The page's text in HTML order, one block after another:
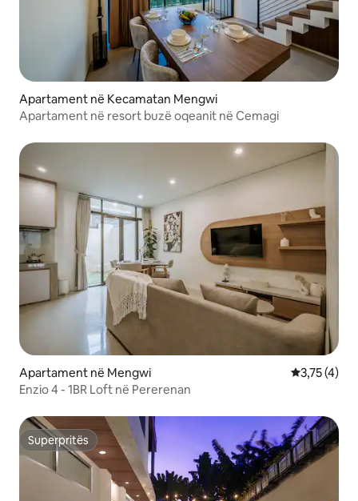
Apartament në Kecamatan Mengwi
Apartament në resort buzë oqeanit në Cemagi
Apartament në Mengwi Vlerësimi
3,75 (4)
Enzio 4 - 1BR Loft në Pererenan
Superpritës
Superpritës